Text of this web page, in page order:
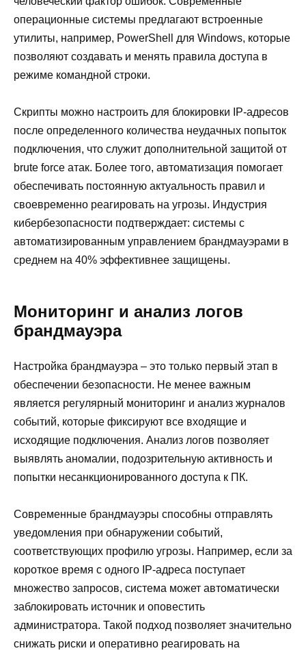
операционные системы предлагают встроенные
утилиты, например, PowerShell для Windows, которые
позволяют создавать и менять правила доступа в
режиме командной строки.
Скрипты можно настроить для блокировки IP-адресов
после определенного количества неудачных попыток
подключения, что служит дополнительной защитой от
brute force атак. Более того, автоматизация помогает
обеспечивать постоянную актуальность правил и
своевременно реагировать на угрозы. Индустрия
кибербезопасности подтверждает: системы с
автоматизированным управлением брандмауэрами в
среднем на 40% эффективнее защищены.
Мониторинг и анализ логов
брандмауэра
Настройка брандмауэра – это только первый этап в
обеспечении безопасности. Не менее важным
является регулярный мониторинг и анализ журналов
событий, которые фиксируют все входящие и
исходящие подключения. Анализ логов позволяет
выявлять аномалии, подозрительную активность и
попытки несанкционированного доступа к ПК.
Современные брандмауэры способны отправлять
уведомления при обнаружении событий,
соответствующих профилю угрозы. Например, если за
короткое время с одного IP-адреса поступает
множество запросов, система может автоматически
заблокировать источник и оповестить
администратора. Такой подход позволяет значительно
снижать риски и оперативно реагировать на